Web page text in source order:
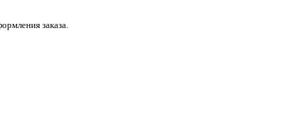
заказа.